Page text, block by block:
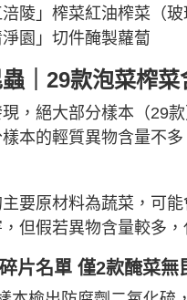
陵」榨菜紅油榨菜（
園」切件醃製蘿蔔
｜29款泡菜榨
，絕大部分樣本（29
本的輕質異物含量不
要原材料為蔬菜，可
但假若異物含量較多
片名單 僅2款醃菜無